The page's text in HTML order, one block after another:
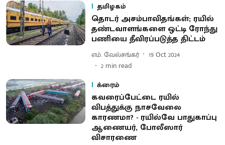
தமிழகம்
தொடர் அசம்பாவிதங்கள்; ரயில்
தண்டவாளங்களை ஒட்டி ரோந்து
பணியை தீவிரப்படுத்த திட்டம்
எம். வேல்சங்கர்
19 Oct 2024
2 min read
க்ரைம்
கவரைப்பேட்டை ரயில்
விபத்துக்கு நாசவேலை
காரணமா? - ரயில்வே பாதுகாப்பு
ஆணையர், போலீஸார்
விசாரணை